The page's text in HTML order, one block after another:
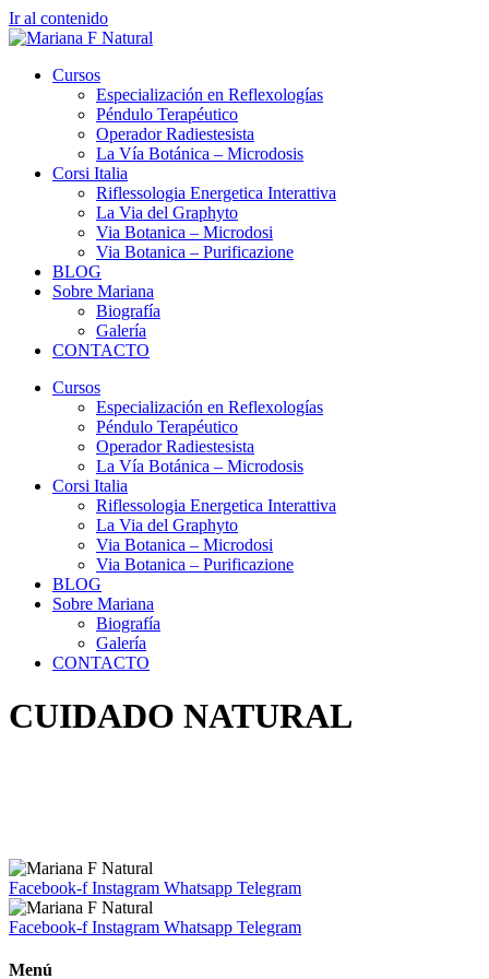
Ir al contenido
Cursos
Especialización en Reflexologías
Péndulo Terapéutico
Operador Radiestesista
La Vía Botánica – Microdosis
Corsi Italia
Riflessologia Energetica Interattiva
La Via del Graphyto
Via Botanica – Microdosi
Via Botanica – Purificazione
BLOG
Sobre Mariana
Biografía
Galería
CONTACTO
Cursos
Especialización en Reflexologías
Péndulo Terapéutico
Operador Radiestesista
La Vía Botánica – Microdosis
Corsi Italia
Riflessologia Energetica Interattiva
La Via del Graphyto
Via Botanica – Microdosi
Via Botanica – Purificazione
BLOG
Sobre Mariana
Biografía
Galería
CONTACTO
CUIDADO NATURAL
Facebook-f Instagram Whatsapp Telegram
Facebook-f Instagram Whatsapp Telegram
Menú